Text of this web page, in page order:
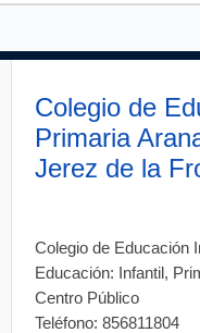
Colegio de
Primaria
Jerez de la
Colegio de Educación
Educación: Infantil,
Centro Público
Teléfono: 856811804